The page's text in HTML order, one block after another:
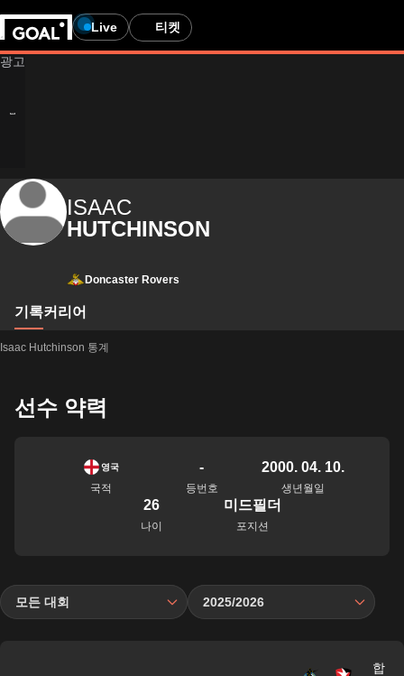
Live 티켓
ISAAC
HUTCHINSON
Doncaster Rovers
기록커리어
Isaac Hutchinson 통계
선수 약력
영국
국적
-
등번호
2000. 04. 10.
생년월일
26
나이
미드필더
포지션
모든 대회 2025/2026
합